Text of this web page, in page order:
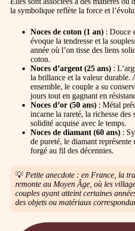
la symbolique reflète la force et
Noces de coton (1 an) : Douce
évoque la tendresse et la
année où l’on tisse des liens
coton.
Noces d’argent (25 ans) :
la brillance et la valeur durable.
ensemble, le couple a su
jours tout en gagnant en
Noces d’or (50 ans) : Métal
incarne la rareté, la richesse des
solidité acquise avec le temps.
Noces de diamant (60 ans) :
de pureté, le diamant
forgé au fil des décennies.
💡 Petite anecdote : en France, la
remonte au Moyen Âge, où les
couples ayant atteint certaines
des objets ou matériaux